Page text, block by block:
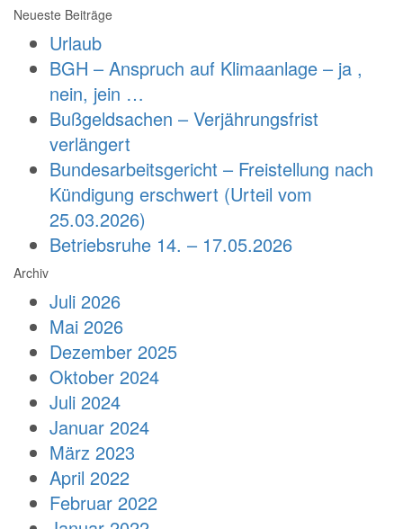
Neueste Beiträge
Urlaub
BGH – Anspruch auf Klimaanlage – ja ,
nein, jein …
Bußgeldsachen – Verjährungsfrist
verlängert
Bundesarbeitsgericht – Freistellung nach
Kündigung erschwert (Urteil vom
25.03.2026)
Betriebsruhe 14. – 17.05.2026
Archiv
Juli 2026
Mai 2026
Dezember 2025
Oktober 2024
Juli 2024
Januar 2024
März 2023
April 2022
Februar 2022